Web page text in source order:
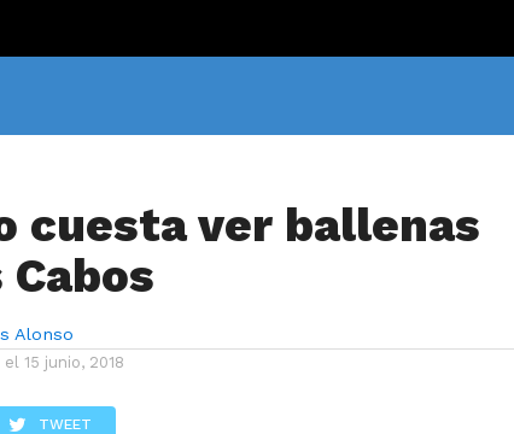
cuesta ver ballenas
Cabos
Alonso
el 15 junio, 2018
TWEET